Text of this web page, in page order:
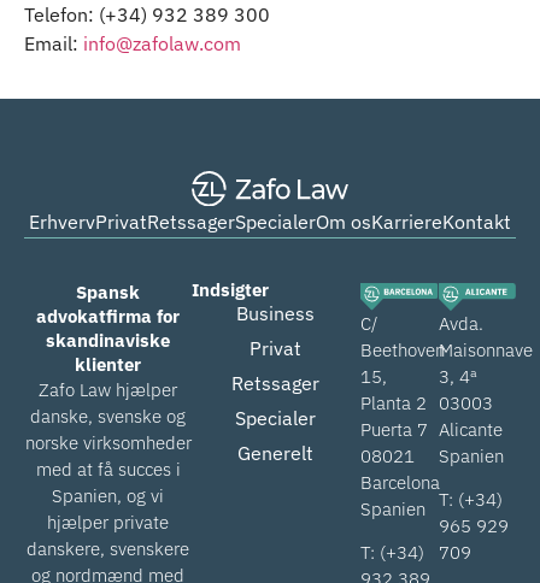
Telefon: (+34) 932 389 300
Email: info@zafolaw.com
ErhvervPrivatRetssagerSpecialerOm osKarriereKontakt
Spansk
advokatfirma for
skandinaviske
klienter
Zafo Law hjælper
danske, svenske og
norske virksomheder
med at få succes i
Spanien, og vi
hjælper private
danskere, svenskere
og nordmænd med
Indsigter
Business
Privat
Retssager
Specialer
Generelt
C/
Beethoven
15,
Planta 2
Puerta 7
08021
Barcelona
Spanien
T: (+34)
Avda.
Maisonnave
3, 4ª
03003
Alicante
Spanien
T: (+34)
965 929
709